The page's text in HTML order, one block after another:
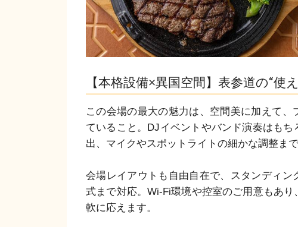
【本格設備×異国空間】表参道の“使
この会場の最大の魅力は、空間美に加えて
ていること。DJイベントやバンド演奏はも
出、マイクやスポットライトの細かな調整まで
会場レイアウトも自由自在で、スタンディ
式まで対応。Wi-Fi環境や控室のご用意もあ
軟に応えます。